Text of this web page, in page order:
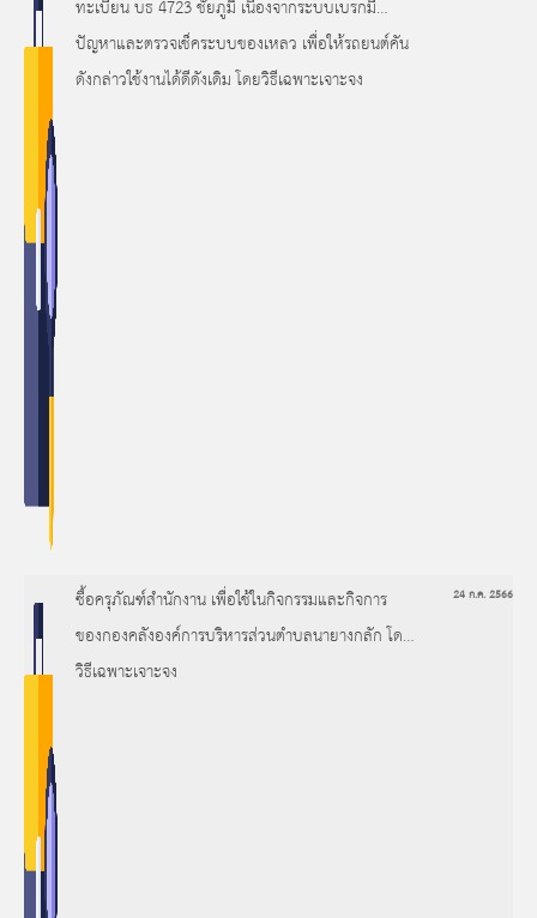
ทะเบียน บธ 4723 ชัยภูมิ เนื่องจากระบบเบรกมี
ปัญหาและตรวจเช็คระบบของเหลว เพื่อให้รถยนต์คัน
ดังกล่าวใช้งานได้ดีดังเดิม โดยวิธีเฉพาะเจาะจง
ซื้อครุภัณฑ์สำนักงาน เพื่อใช้ในกิจกรรมและกิจการ
ของกองคลังองค์การบริหารส่วนตำบลนายางกลัก โดย
วิธีเฉพาะเจาะจง
24 ก.ค. 2566